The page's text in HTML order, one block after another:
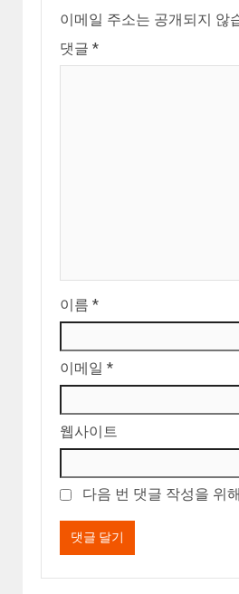
이메일 주소는 공개되지 않
댓글 *
이름 *
이메일 *
웹사이트
다음 번 댓글 작성을 위